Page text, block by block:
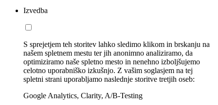
Izvedba
S sprejetjem teh storitev lahko sledimo klikom in brskanju na
našem spletnem mestu ter jih anonimno analiziramo, da
optimiziramo naše spletno mesto in nenehno izboljšujemo
celotno uporabniško izkušnjo. Z vašim soglasjem na tej
spletni strani uporabljamo naslednje storitve tretjih oseb:
Google Analytics, Clarity, A/B-Testing